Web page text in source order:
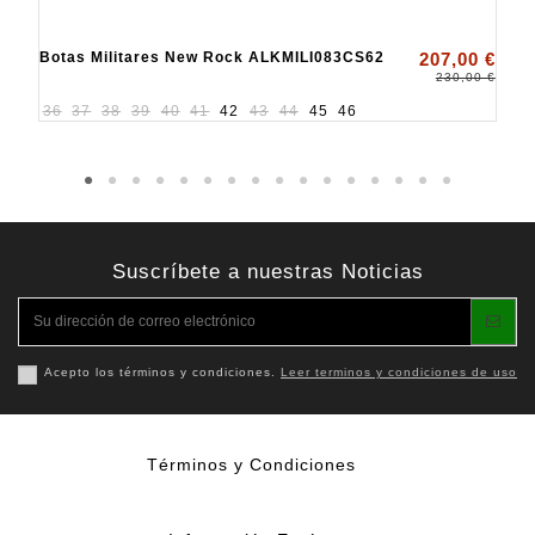
Botas Militares New Rock ALKMILI083CS62 207,00 €
230,00 €
36 37 38 39 40 41 42 43 44 45 46
Suscríbete a nuestras Noticias
Acepto los términos y condiciones. Leer terminos y condiciones de uso
Términos y Condiciones